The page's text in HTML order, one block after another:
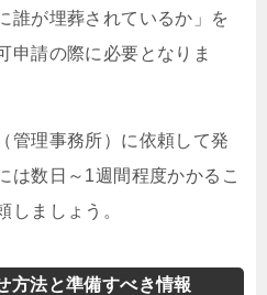
誰が埋葬されているか」を
申請の際に必要となりま
管理事務所）に依頼して発
は数日～1週間程度かかるこ
しましょう。
方法と準備すべき情報